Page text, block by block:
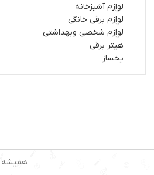
لوازم آشپزخانه
لوازم برقی خانگی
لوازم شخصی وبهداشتی
هیتر برقی
یخساز
همیشه